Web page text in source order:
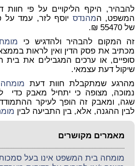
להבהיר, היקף הליקויים על פי חוות
המשפט, המהנדס יוסף לזר, עמד על
של 55470 ₪.
זה המקום להבהיר ולהדגיש כי
מכתיב את פסק הדין ואין לראות
סופיים, או ערכים המגבילים את בית
שיקול דעת עצמאי.
מהרגע שמתקבלת חוות דעת מומחה
נמוכה, מצופה כי יתחיל מאבק כדי
שגה, ומאבק זה הופך לעיקר
לבין ההגנה, אלא, בין התביעה לבין
מאמרים מקושרים
מומחה בית המשפט אינו בעל